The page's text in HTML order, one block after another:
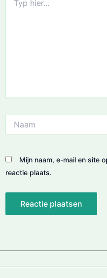
hier...
Mijn naam, e-mail en site
reactie plaats.